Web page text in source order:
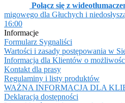
Połącz się z
migowego dla Głuchych i
16:00
Informacje
Formularz Sygnaliści
Wartości i zasady postępowania w
Informacja dla Klientów o
Kontakt dla prasy
Regulaminy i listy produktów
WAŻNA INFORMACJA DLA
Deklaracja dostępności